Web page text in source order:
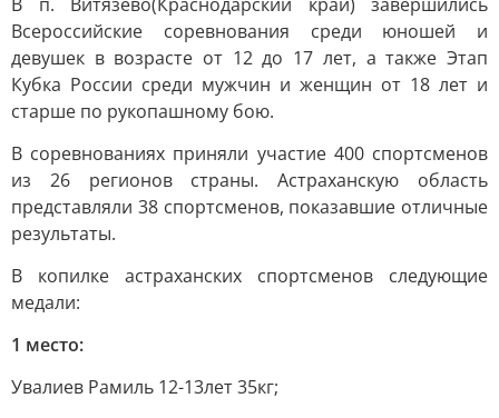
Всероссийские соревнования среди юношей и
девушек в возрасте от 12 до 17 лет, а также Этап
Кубка России среди мужчин и женщин от 18 лет и
старше по рукопашному бою.
В соревнованиях приняли участие 400 спортсменов
из 26 регионов страны. Астраханскую область
представляли 38 спортсменов, показавшие отличные
результаты.
В копилке астраханских спортсменов следующие
медали:
1 место:
Увалиев Рамиль 12-13лет 35кг;